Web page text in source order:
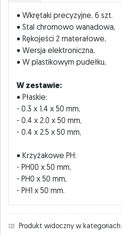
• Wkrętaki precyzyjne, 6 szt.
• Stal chromowo wanadowa,
• Rękojeści 2 materałowe,
• Wersja elektroniczna,
• W plastikowym pudełku,
W zestawie:
• Płaskie:
- 0.3 x 1.4 x 50 mm,
- 0.4 x 2.0 x 50 mm,
- 0.4 x 2.5 x 50 mm,
• Krzyżakowe PH:
- PH00 x 50 mm,
- PH0 x 50 mm,
- PH1 x 50 mm.
Produkt widoczny w kategoriach: